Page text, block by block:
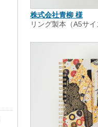
株式会社青柳 様
リング製本（A5サイ